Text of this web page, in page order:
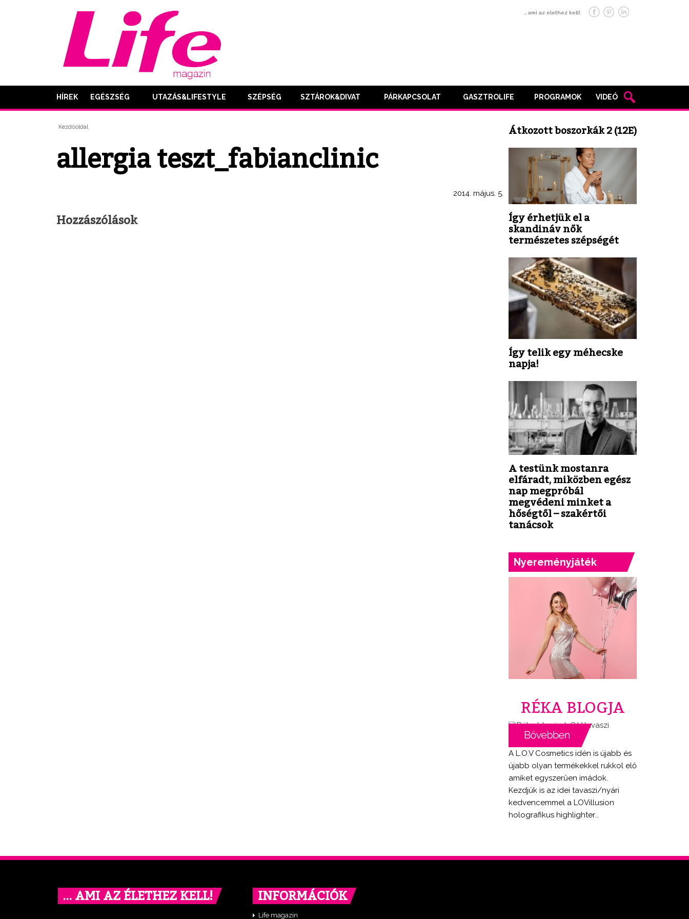
… ami az élethez kell!
HÍREK EGÉSZSÉG UTAZÁS&LIFESTYLE SZÉPSÉG SZTÁROK&DIVAT PÁRKAPCSOLAT GASZTROLIFE PROGRAMOK VIDEÓ
Kezdőoldal
allergia teszt_fabianclinic
2014. május. 5.
Hozzászólások
Átkozott boszorkák 2 (12E)
Így érhetjük el a
skandináv nők
természetes szépségét
Így telik egy méhecske
napja!
A testünk mostanra
elfáradt, miközben egész
nap megpróbál
megvédeni minket a
hőségtől – szakértői
tanácsok
Nyereményjáték
RÉKA BLOGJA
A L.O.V Cosmetics idén is újabb és
újabb olyan termékekkel rukkol elő
amiket egyszerűen imádok.
Kezdjük is az idei tavaszi/nyári
kedvencemmel a LOVillusion
holografikus highlighter...
… AMI AZ ÉLETHEZ KELL! INFORMÁCIÓK
Life magazin